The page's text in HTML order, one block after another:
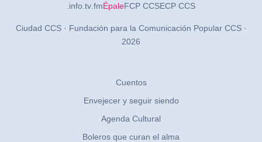
.info .tv .fmÉpaleFCP CCSECP CCS
Ciudad CCS · Fundación para la Comunicación Popular CCS ·
2026
Cuentos
Envejecer y seguir siendo
Agenda Cultural
Boleros que curan el alma